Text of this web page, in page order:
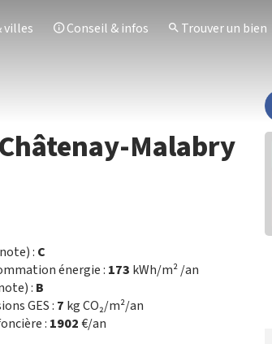
villes Conseil & infos Trouver un bien
Malabry
: C
énergie : 173 kWh/m² /an
: B
GES : 7 kg CO₂/m²/an
: 1902€/an